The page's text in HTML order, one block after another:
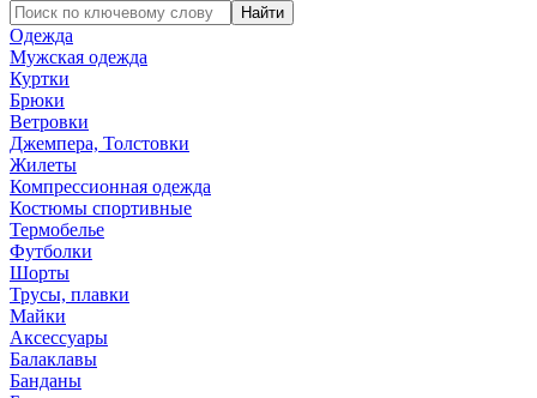
Найти
Одежда
Мужская одежда
Куртки
Брюки
Ветровки
Джемпера, Толстовки
Жилеты
Компрессионная одежда
Костюмы спортивные
Термобелье
Футболки
Шорты
Трусы, плавки
Майки
Аксессуары
Балаклавы
Банданы